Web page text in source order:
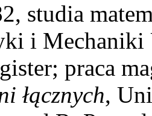
studia
i Mechaniki
praca
łącznych,